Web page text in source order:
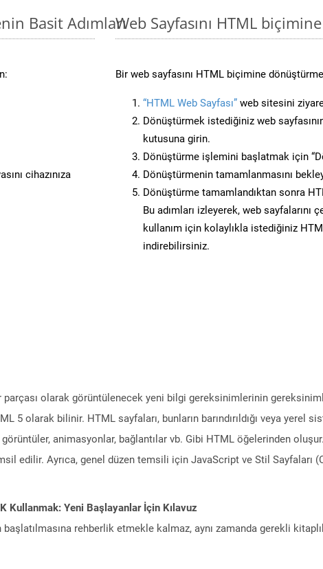
Basit Adımları
cihazınıza
Web Sayfasını HTML
Bir web sayfasını HTML biçimine
“HTML Web Sayfası” web sitesini
Dönüştürmek istediğiniz web
kutusuna girin.
Dönüştürme işlemini başlatmak için
Dönüştürmenin tamamlanmasını
Dönüştürme tamamlandıktan sonra
Bu adımları izleyerek, web sayfalarını
kullanım için kolaylıkla istediğiniz
indirebilirsiniz.
parçası olarak görüntülenecek yeni bilgi gereksinimlerinin
olarak bilinir. HTML sayfaları, bunların barındırıldığı veya yerel
animasyonlar, bağlantılar vb. Gibi HTML öğelerinden
edilir. Ayrıca, genel düzen temsili için JavaScript ve Stil Sayfaları
Kullanmak: Yeni Başlayanlar İçin Kılavuz
rehberlik etmekle kalmaz, aynı zamanda gerekli